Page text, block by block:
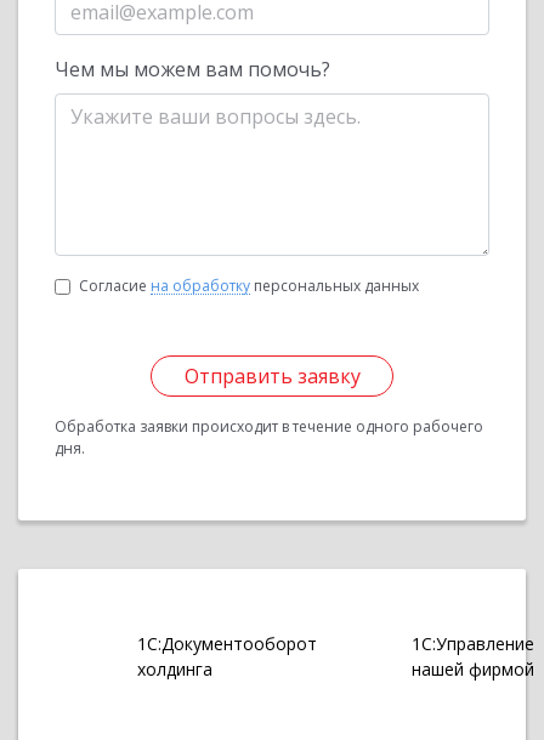
Чем мы можем вам помочь?
Согласие на обработку персональных данных
Отправить заявку
Обработка заявки происходит в течение одного рабочего
дня.
1С:Документооборот
холдинга
1С:Управление
нашей фирмой